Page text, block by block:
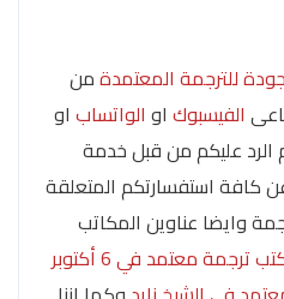
للترجمة المعتمدةمن
الفيسبوك او الواتساب او
عليكم من قبل خدمة
كافة استفسارتكم المتعلقة
وايضا عناوين المكاتب
ترجمة معتمد في 6 أكتوبر